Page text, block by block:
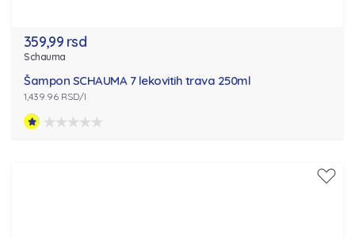
359,99 rsd
Schauma
Šampon SCHAUMA 7 lekovitih trava 250ml
1,439.96 RSD/l